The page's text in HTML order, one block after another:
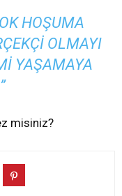
HOŞUMA
OLMAYI
YAŞAMAYA
misiniz?